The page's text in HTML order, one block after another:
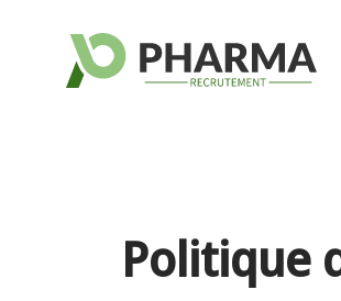
Politique